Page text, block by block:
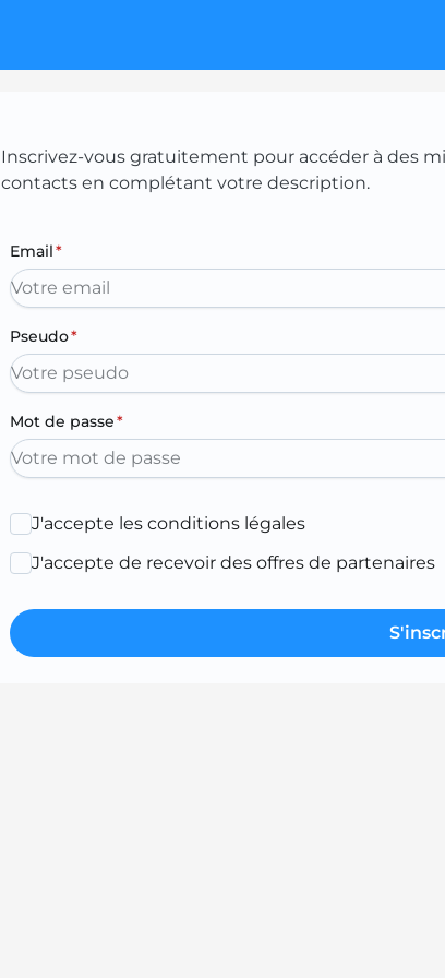
Inscrivez-vous gratuitement pour accéder à des
contacts en complétant votre description.
Email*
Pseudo*
Mot de passe*
J'accepte les conditions légales
J'accepte de recevoir des offres de partenaires